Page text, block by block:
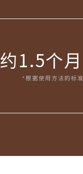
约1.5个
*根据使用方法的标